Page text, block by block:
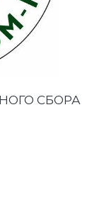
СБОРА